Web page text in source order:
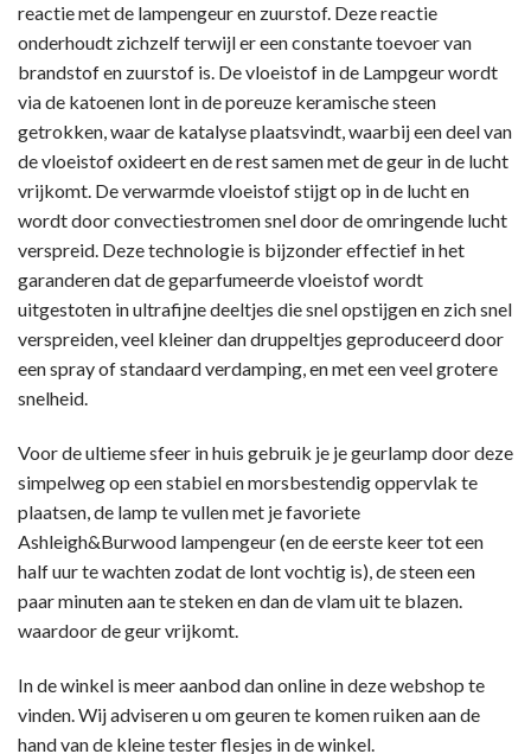
reactie met de lampengeur en zuurstof. Deze reactie
onderhoudt zichzelf terwijl er een constante toevoer van
brandstof en zuurstof is. De vloeistof in de Lampgeur wordt
via de katoenen lont in de poreuze keramische steen
getrokken, waar de katalyse plaatsvindt, waarbij een deel van
de vloeistof oxideert en de rest samen met de geur in de lucht
vrijkomt. De verwarmde vloeistof stijgt op in de lucht en
wordt door convectiestromen snel door de omringende lucht
verspreid. Deze technologie is bijzonder effectief in het
garanderen dat de geparfumeerde vloeistof wordt
uitgestoten in ultrafijne deeltjes die snel opstijgen en zich snel
verspreiden, veel kleiner dan druppeltjes geproduceerd door
een spray of standaard verdamping, en met een veel grotere
snelheid.
Voor de ultieme sfeer in huis gebruik je je geurlamp door deze
simpelweg op een stabiel en morsbestendig oppervlak te
plaatsen, de lamp te vullen met je favoriete
Ashleigh&Burwood lampengeur (en de eerste keer tot een
half uur te wachten zodat de lont vochtig is), de steen een
paar minuten aan te steken en dan de vlam uit te blazen.
waardoor de geur vrijkomt.
In de winkel is meer aanbod dan online in deze webshop te
vinden. Wij adviseren u om geuren te komen ruiken aan de
hand van de kleine tester flesjes in de winkel.